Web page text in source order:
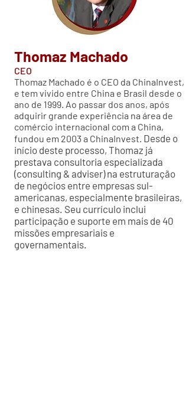
Thomaz Machado
CEO
Thomaz Machado é o CEO da ChinaInvest,
e tem vivido entre China e Brasil desde o
ano de 1999. Ao passar dos anos, após
adquirir grande experiência na área de
comércio internacional com a China,
fundou em 2003 a ChinaInvest. Desde o
início deste processo, Thomaz já
prestava consultoria especializada
(consulting & adviser) na estruturação
de negócios entre empresas sul-
americanas, especialmente brasileiras,
e chinesas. Seu currículo inclui
participação e suporte em mais de 40
missões empresariais e
governamentais.